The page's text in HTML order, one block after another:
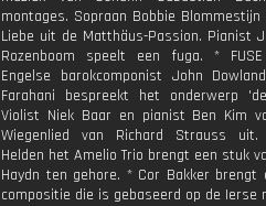
montages. Sopraan Bobbie
Liebe uit de Matthäus-Passion. Pianist
Rozenboom speelt een fuga. *
Engelse barokcomponist John
Farahani bespreekt het onderwerp
Violist Niek Baar en pianist Ben Kim
Wiegenlied van Richard Strauss
Helden het Amelio Trio brengt een stuk
Haydn ten gehore. * Cor Bakker brengt
compositie die is gebaseerd op de Ierse